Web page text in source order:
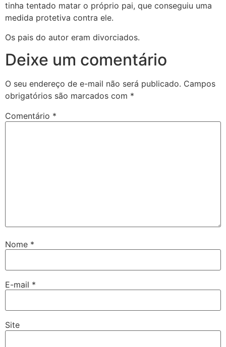
tinha tentado matar o próprio pai, que conseguiu uma
medida protetiva contra ele.
Os pais do autor eram divorciados.
Deixe um comentário
O seu endereço de e-mail não será publicado. Campos
obrigatórios são marcados com *
Comentário *
Nome *
E-mail *
Site